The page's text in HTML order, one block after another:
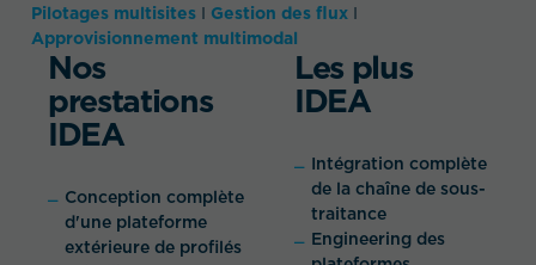
Pilotages multisites I Gestion des flux I
Approvisionnement multimodal
Nos
prestations
IDEA
Conception complète
d'une plateforme
extérieure de profilés
Les plus
IDEA
Intégration complète
de la chaîne de sous-
traitance
Engineering des